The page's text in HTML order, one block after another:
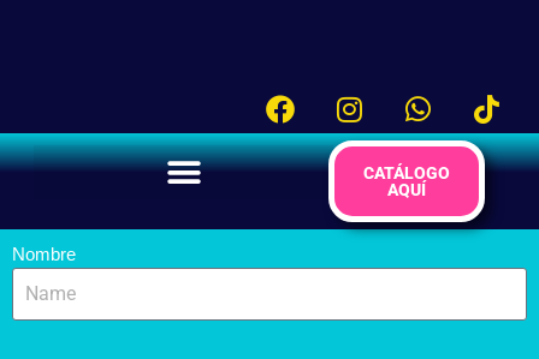
CATÁLOGO
AQUÍ
Nombre